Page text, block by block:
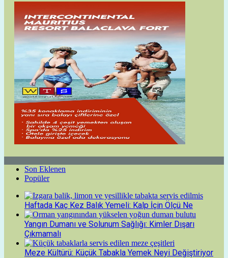
Son Eklenen
Popüler
Haftada Kaç Kez Balık Yemeli: Kalp İçin Ölçü Ne
Yangın Dumanı ve Solunum Sağlığı: Kimler Dışarı
Çıkmamalı
Meze Kültürü: Küçük Tabakla Yemek Neyi Değiştiriyor